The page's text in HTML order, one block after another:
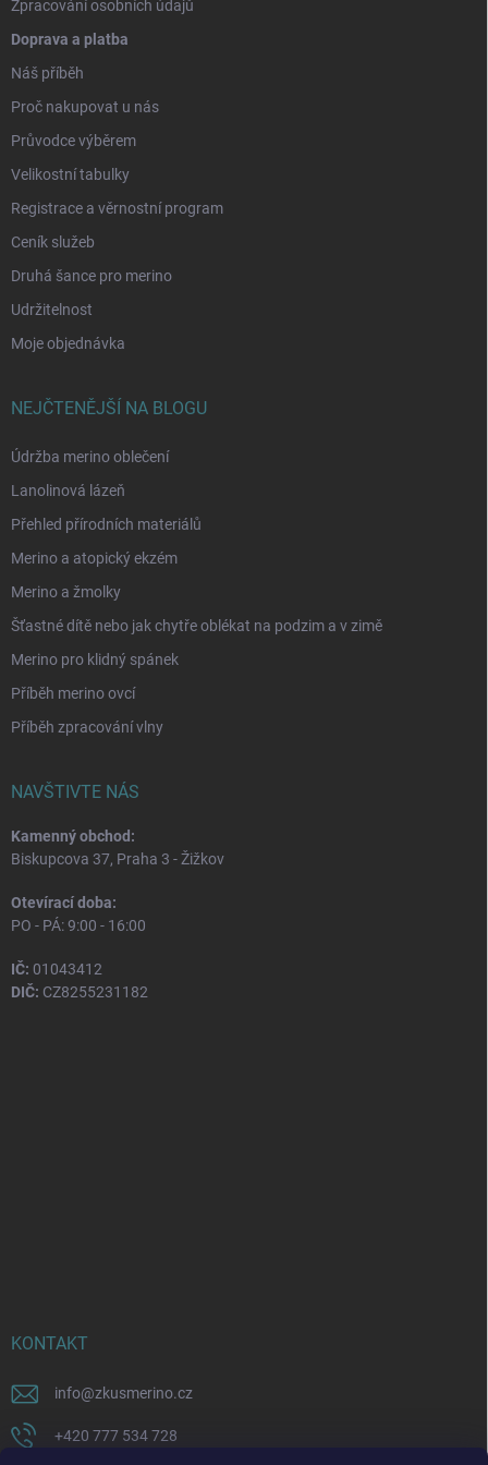
Zpracování osobních údajů
Doprava a platba
Náš příběh
Proč nakupovat u nás
Průvodce výběrem
Velikostní tabulky
Registrace a věrnostní program
Ceník služeb
Druhá šance pro merino
Udržitelnost
Moje objednávka
NEJČTENĚJŠÍ NA BLOGU
Údržba merino oblečení
Lanolinová lázeň
Přehled přírodních materiálů
Merino a atopický ekzém
Merino a žmolky
Šťastné dítě nebo jak chytře oblékat na podzim a v zimě
Merino pro klidný spánek
Příběh merino ovcí
Příběh zpracování vlny
NAVŠTIVTE NÁS
Kamenný obchod:
Biskupcova 37, Praha 3 - Žižkov
Otevírací doba:
PO - PÁ: 9:00 - 16:00
IČ: 01043412
DIČ: CZ8255231182
KONTAKT
info@zkusmerino.cz
+420 777 534 728